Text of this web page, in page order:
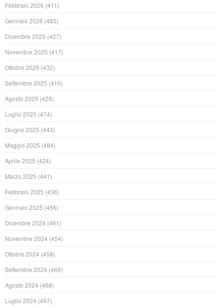
Febbraio 2026 (411)
Gennaio 2026 (483)
Dicembre 2025 (427)
Novembre 2025 (417)
Ottobre 2025 (432)
Settembre 2025 (416)
Agosto 2025 (428)
Luglio 2025 (474)
Giugno 2025 (443)
Maggio 2025 (484)
Aprile 2025 (424)
Marzo 2025 (441)
Febbraio 2025 (436)
Gennaio 2025 (456)
Dicembre 2024 (461)
Novembre 2024 (454)
Ottobre 2024 (458)
Settembre 2024 (469)
Agosto 2024 (468)
Luglio 2024 (497)